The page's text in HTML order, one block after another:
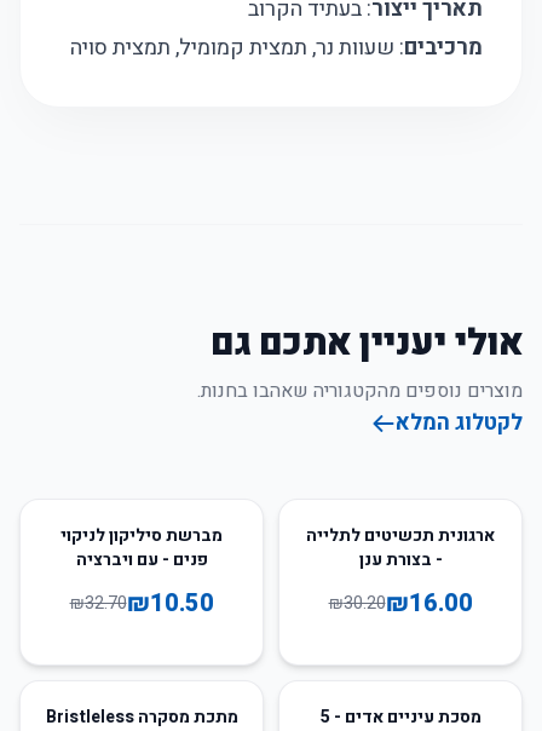
תאריך ייצור: בעתיד הקרוב
מרכיבים: שעוות נר, תמצית קמומיל, תמצית סויה
אולי יעניין אתכם גם
מוצרים נוספים מהקטגוריה שאהבו בחנות.
לקטלוג המלא
47%ארגונית תכשיטים לתלייה
- בצורת ענן
₪16.00
₪30.20
68
מברשת סיליקון לניקוי
פנים - עם ויברציה
₪10.50
₪32.70
50
מסכת עיניים אדים - 5
35%
מתכת מסקרה Bristleless